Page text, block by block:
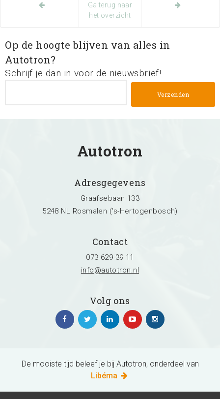
Ga terug naar
het overzicht
Op de hoogte blijven van alles in
Autotron?
Schrijf je dan in voor de nieuwsbrief!
Autotron
Adresgegevens
Graafsebaan 133
5248 NL Rosmalen ('s-Hertogenbosch)
Contact
073 629 39 11
info@autotron.nl
Volg ons
De mooiste tijd beleef je bij Autotron, onderdeel van
Libéma